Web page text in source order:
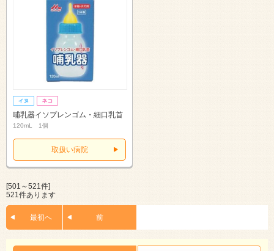
哺乳器イソプレンゴム・細口乳首
120mL 1個
取扱い病院
[501～521件]
521件あります
最初へ 前